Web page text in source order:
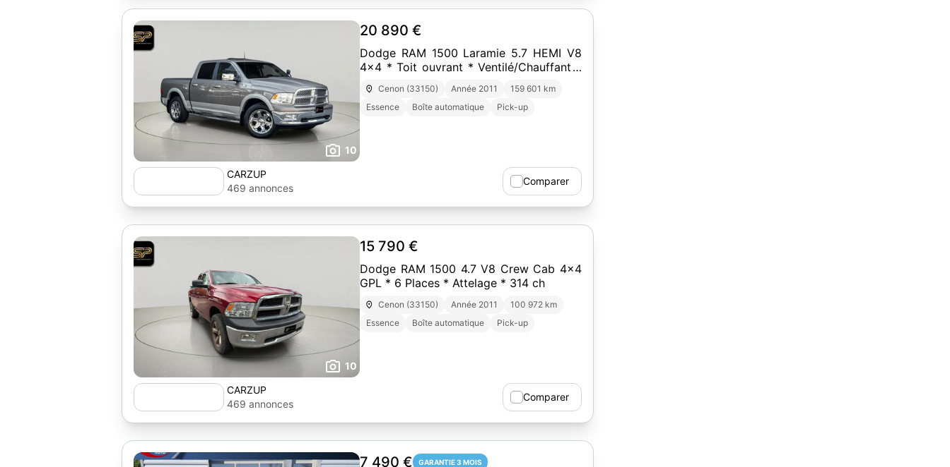
10
20 890 €
Dodge RAM 1500 Laramie 5.7 HEMI V8
4x4 * Toit ouvrant * Ventilé/Chauffant *
401 ch
Cenon (33150) Année 2011
159 601 km
Essence
Boîte automatique Pick-up
CARZUP
469 annonces
Comparer
10
15 790 €
Dodge RAM 1500 4.7 V8 Crew Cab 4x4
GPL * 6 Places * Attelage * 314 ch
Cenon (33150) Année 2011
100 972 km
Essence
Boîte automatique Pick-up
CARZUP
469 annonces
Comparer
7 490 € GARANTIE 3 MOIS